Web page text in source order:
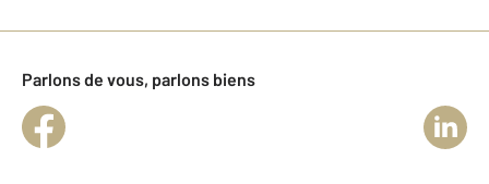
Parlons de vous, parlons biens